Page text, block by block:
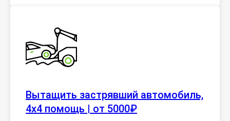
Вытащить застрявший автомобиль,
4х4 помощь | от 5000₽